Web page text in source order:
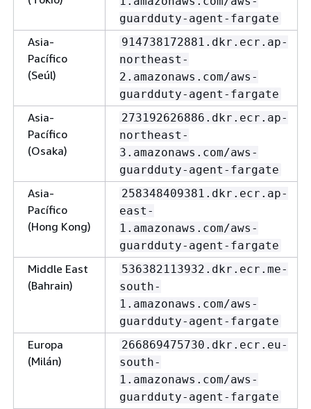
guardduty-agent-fargate
Asia-
Pacífico
(Seúl)
914738172881.dkr.ecr.ap-
northeast-
2.amazonaws.com/aws-
guardduty-agent-fargate
Asia-
Pacífico
(Osaka)
273192626886.dkr.ecr.ap-
northeast-
3.amazonaws.com/aws-
guardduty-agent-fargate
Asia-
Pacífico
(Hong Kong)
258348409381.dkr.ecr.ap-
east-
1.amazonaws.com/aws-
guardduty-agent-fargate
Middle East
(Bahrain)
536382113932.dkr.ecr.me-
south-
1.amazonaws.com/aws-
guardduty-agent-fargate
Europa
(Milán)
266869475730.dkr.ecr.eu-
south-
1.amazonaws.com/aws-
guardduty-agent-fargate